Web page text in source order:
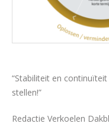
“Stabiliteit en
stellen!”
Redactie Verkoelen